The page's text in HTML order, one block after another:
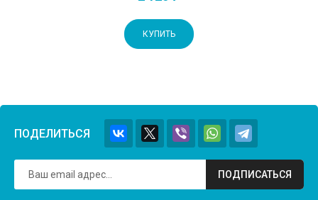
КУПИТЬ
ПОДЕЛИТЬСЯ
ПОДПИСАТЬСЯ